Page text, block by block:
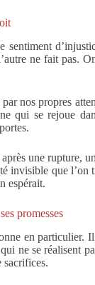
sentiment
ne fait pas.
nos propres
qui se rejoue
une rupture,
invisible que l’on
espérait.
promesses
en particulier.
ne se réalisent
sacrifices.